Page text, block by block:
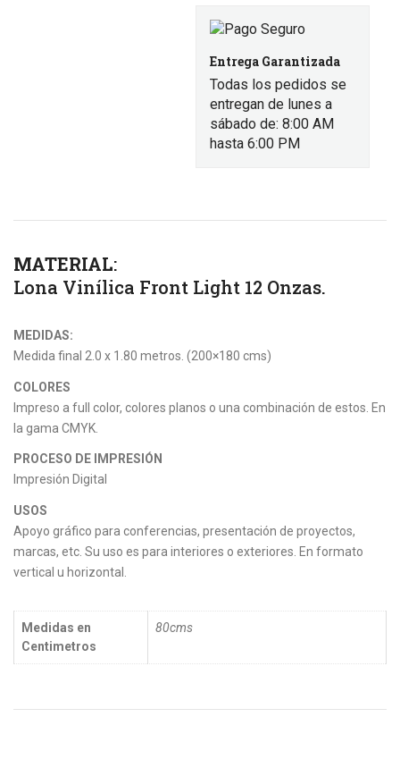
Entrega Garantizada
Todas los pedidos se
entregan de lunes a
sábado de: 8:00 AM
hasta 6:00 PM
MATERIAL:
Lona Vinílica Front Light 12 Onzas.
MEDIDAS:
Medida final 2.0 x 1.80 metros. (200×180 cms)
COLORES
Impreso a full color, colores planos o una combinación de estos. En
la gama CMYK.
PROCESO DE IMPRESIÓN
Impresión Digital
USOS
Apoyo gráfico para conferencias, presentación de proyectos,
marcas, etc. Su uso es para interiores o exteriores. En formato
vertical u horizontal.
Medidas en
Centimetros
80cms